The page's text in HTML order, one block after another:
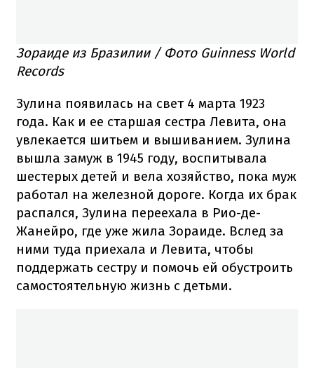
Зораиде из Бразилии / Фото Guinness World
Records
Зулина появилась на свет 4 марта 1923
года. Как и ее старшая сестра Левита, она
увлекается шитьем и вышиванием. Зулина
вышла замуж в 1945 году, воспитывала
шестерых детей и вела хозяйство, пока муж
работал на железной дороге. Когда их брак
распался, Зулина переехала в Рио-де-
Жанейро, где уже жила Зораиде. Вслед за
ними туда приехала и Левита, чтобы
поддержать сестру и помочь ей обустроить
самостоятельную жизнь с детьми.